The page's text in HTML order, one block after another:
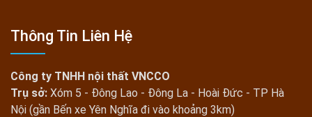
Thông Tin Liên Hệ
Công ty TNHH nội thất VNCCO
Trụ sở: Xóm 5 - Đông Lao - Đông La - Hoài Đức - TP Hà
Nội (gần Bến xe Yên Nghĩa đi vào khoảng 3km)